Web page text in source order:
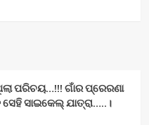
ପରିଚୟ…!!! ଗାଁର ପ୍ରେରଣା
ସାଇକେଲ୍ ଯାତ୍ରା…..।